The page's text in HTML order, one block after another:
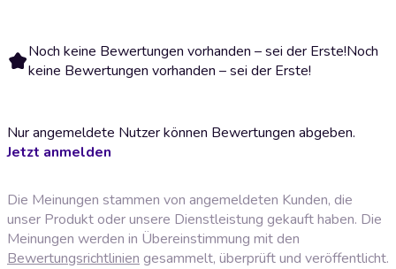
Noch keine Bewertungen vorhanden – sei der Erste!Noch
keine Bewertungen vorhanden – sei der Erste!
Nur angemeldete Nutzer können Bewertungen abgeben.
Jetzt anmelden
Die Meinungen stammen von angemeldeten Kunden, die
unser Produkt oder unsere Dienstleistung gekauft haben. Die
Meinungen werden in Übereinstimmung mit den
Bewertungsrichtlinien gesammelt, überprüft und veröffentlicht.